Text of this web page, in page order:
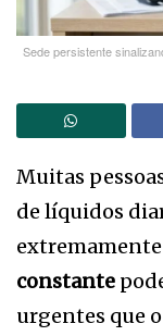
Sede persistente
Muitas
de líquidos
extremamente
constante
urgentes que